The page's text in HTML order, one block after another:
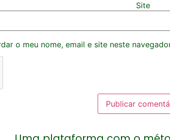
Site
o meu nome, email e site neste